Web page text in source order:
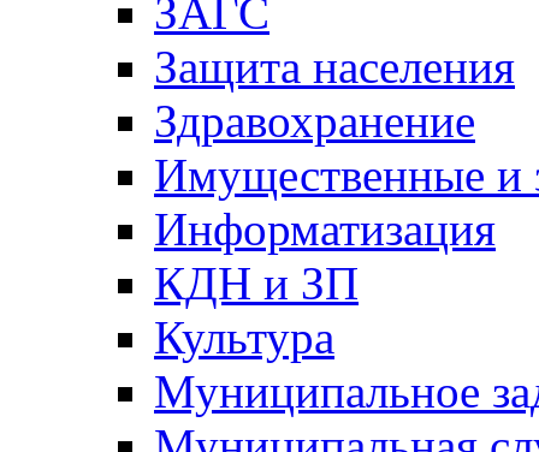
ЗАГС
Защита населения
Здравохранение
Имущественные и
Информатизация
КДН и ЗП
Культура
Муниципальное